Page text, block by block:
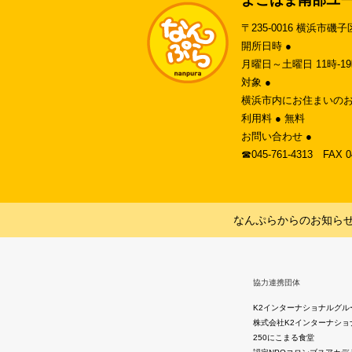
〒235-0016 横浜市磯
開所日時 ●
月曜日～土曜日 11時-
対象 ●
横浜市内にお住まいの
利用料 ● 無料
お問い合わせ ●
☎︎045-761-4313 FAX
なんぷらからのお知ら
協力連携団体
K2インターナショナルグル
株式会社K2インターナショ
250にこまる食堂